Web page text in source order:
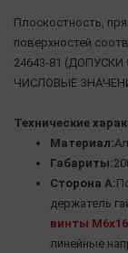
Плоскостность,
поверхностей
24643-81
ЧИСЛОВЫЕ
Технические
Материал:
Габариты:
Сторона А:
держатель
винты
линейные